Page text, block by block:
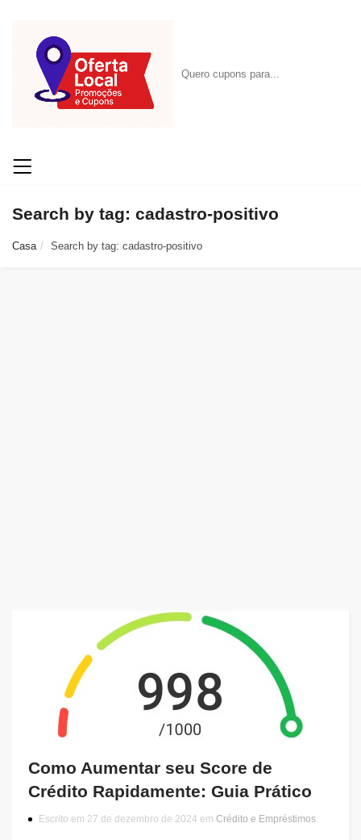
Search by tag: cadastro-positivo
Casa Search by tag: cadastro-positivo
Como Aumentar seu Score de
Crédito Rapidamente: Guia Prático
Escrito em 27 de dezembro de 2024 em Crédito e Empréstimos